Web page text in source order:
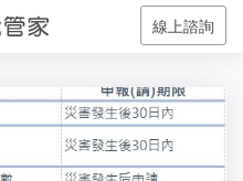
線上諮詢